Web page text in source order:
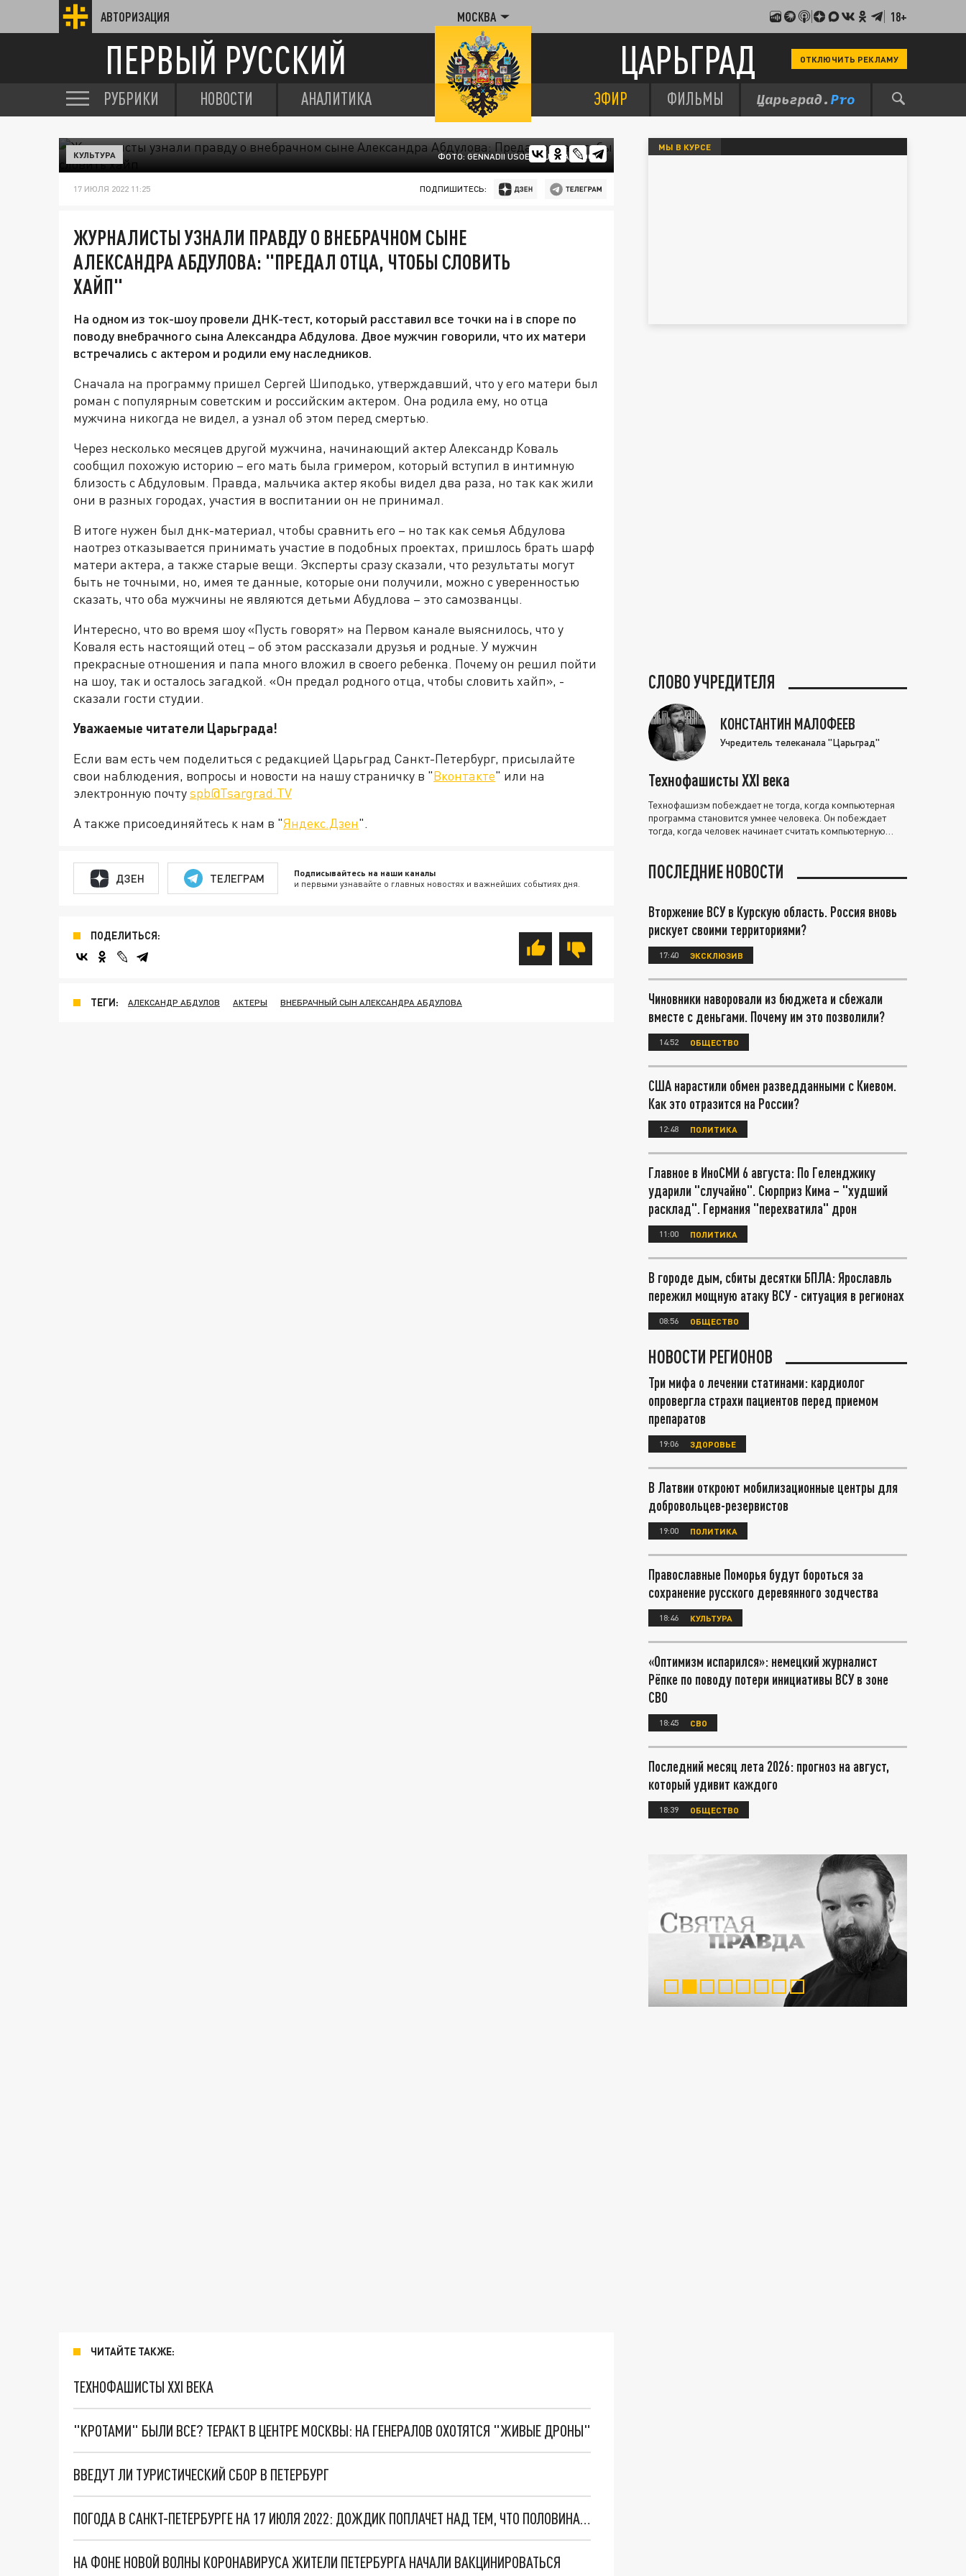
АВТОРИЗАЦИЯ МОСКВА 18+
ПЕРВЫЙ РУССКИЙ ЦАРЬГРАД ОТКЛЮЧИТЬ РЕКЛАМУ
РУБРИКИ НОВОСТИ АНАЛИТИКА ЭФИР ФИЛЬМЫ
ФОТО: GENNADII USOEV/RUSSIAN LOOK
КУЛЬТУРА
17 ИЮЛЯ 2022 11:25 ПОДПИШИТЕСЬ:
ЖУРНАЛИСТЫ УЗНАЛИ ПРАВДУ О ВНЕБРАЧНОМ СЫНЕ
АЛЕКСАНДРА АБДУЛОВА: "ПРЕДАЛ ОТЦА, ЧТОБЫ СЛОВИТЬ
ХАЙП"
На одном из ток-шоу провели ДНК-тест, который расставил все точки на i в споре по
поводу внебрачного сына Александра Абдулова. Двое мужчин говорили, что их матери
встречались с актером и родили ему наследников.
Сначала на программу пришел Сергей Шиподько, утверждавший, что у его матери был
роман с популярным советским и российским актером. Она родила ему, но отца
мужчина никогда не видел, а узнал об этом перед смертью.
Через несколько месяцев другой мужчина, начинающий актер Александр Коваль
сообщил похожую историю – его мать была гримером, который вступил в интимную
близость с Абдуловым. Правда, мальчика актер якобы видел два раза, но так как жили
они в разных городах, участия в воспитании он не принимал.
В итоге нужен был днк-материал, чтобы сравнить его – но так как семья Абдулова
наотрез отказывается принимать участие в подобных проектах, пришлось брать шарф
матери актера, а также старые вещи. Эксперты сразу сказали, что результаты могут
быть не точными, но, имея те данные, которые они получили, можно с уверенностью
сказать, что оба мужчины не являются детьми Абудлова – это самозванцы.
Интересно, что во время шоу «Пусть говорят» на Первом канале выяснилось, что у
Коваля есть настоящий отец – об этом рассказали друзья и родные. У мужчин
прекрасные отношения и папа много вложил в своего ребенка. Почему он решил пойти
на шоу, так и осталось загадкой. «Он предал родного отца, чтобы словить хайп», -
сказали гости студии.
Уважаемые читатели Царьграда!
Если вам есть чем поделиться с редакцией Царьград Санкт-Петербург, присылайте
свои наблюдения, вопросы и новости на нашу страничку в "Вконтакте" или на
электронную почтуspb@Tsargrad.TV
А также присоединяйтесь к нам в "Яндекс.Дзен".
ДЗЕН ТЕЛЕГРАМ Подписывайтесь на наши каналы
и первыми узнавайте о главных новостях и важнейших событиях дня.
ПОДЕЛИТЬСЯ:
ТЕГИ: АЛЕКСАНДР АБДУЛОВ АКТЕРЫ ВНЕБРАЧНЫЙ СЫН АЛЕКСАНДРА АБДУЛОВА
ЧИТАЙТЕ ТАКЖЕ:
ТЕХНОФАШИСТЫ XXI ВЕКА
"КРОТАМИ" БЫЛИ ВСЕ? ТЕРАКТ В ЦЕНТРЕ МОСКВЫ: НА ГЕНЕРАЛОВ ОХОТЯТСЯ "ЖИВЫЕ ДРОНЫ"
ВВЕДУТ ЛИ ТУРИСТИЧЕСКИЙ СБОР В ПЕТЕРБУРГ
ПОГОДА В САНКТ-ПЕТЕРБУРГЕ НА 17 ИЮЛЯ 2022: ДОЖДИК ПОПЛАЧЕТ НАД ТЕМ, ЧТО ПОЛОВИНА ЛЕТА ПРОШЛА
НА ФОНЕ НОВОЙ ВОЛНЫ КОРОНАВИРУСА ЖИТЕЛИ ПЕТЕРБУРГА НАЧАЛИ ВАКЦИНИРОВАТЬСЯ
МЫ В КУРСЕ
СЛОВО УЧРЕДИТЕЛЯ
КОНСТАНТИН МАЛОФЕЕВ
Учредитель телеканала "Царьград"
Технофашисты XXI века
Технофашизм побеждает не тогда, когда компьютерная
программа становится умнее человека. Он побеждает
тогда, когда человек начинает считать компьютерную
ПОСЛЕДНИЕ НОВОСТИ
Вторжение ВСУ в Курскую область. Россия вновь
рискует своими территориями?
17:40 ЭКСКЛЮЗИВ
Чиновники наворовали из бюджета и сбежали
вместе с деньгами. Почему им это позволили?
14:52 ОБЩЕСТВО
США нарастили обмен разведданными с Киевом.
Как это отразится на России?
12:48 ПОЛИТИКА
Главное в ИноСМИ 6 августа: По Геленджику
ударили "случайно". Сюрприз Кима – "худший
расклад". Германия "перехватила" дрон
11:00 ПОЛИТИКА
В городе дым, сбиты десятки БПЛА: Ярославль
пережил мощную атаку ВСУ - ситуация в регионах
08:56 ОБЩЕСТВО
НОВОСТИ РЕГИОНОВ
Три мифа о лечении статинами: кардиолог
опровергла страхи пациентов перед приемом
препаратов
19:06 ЗДОРОВЬЕ
В Латвии откроют мобилизационные центры для
добровольцев-резервистов
19:00 ПОЛИТИКА
Православные Поморья будут бороться за
сохранение русского деревянного зодчества
18:46 КУЛЬТУРА
«Оптимизм испарился»: немецкий журналист
Рёпке по поводу потери инициативы ВСУ в зоне
СВО
18:45 СВО
Последний месяц лета 2026: прогноз на август,
который удивит каждого
18:39 ОБЩЕСТВО